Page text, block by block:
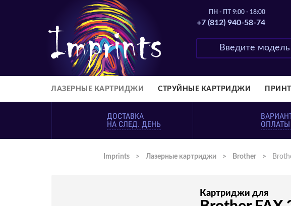
ПН - ПТ 9:00 - 18:00
+7 (812) 940-58-74
ЛАЗЕРНЫЕ КАРТРИДЖИ СТРУЙНЫЕ КАРТРИДЖИ
ДОСТАВКА
НА СЛЕД. ДЕНЬ
ОПЛАТЫ
Imprints > Лазерные картриджи > Brother >
Картриджи для